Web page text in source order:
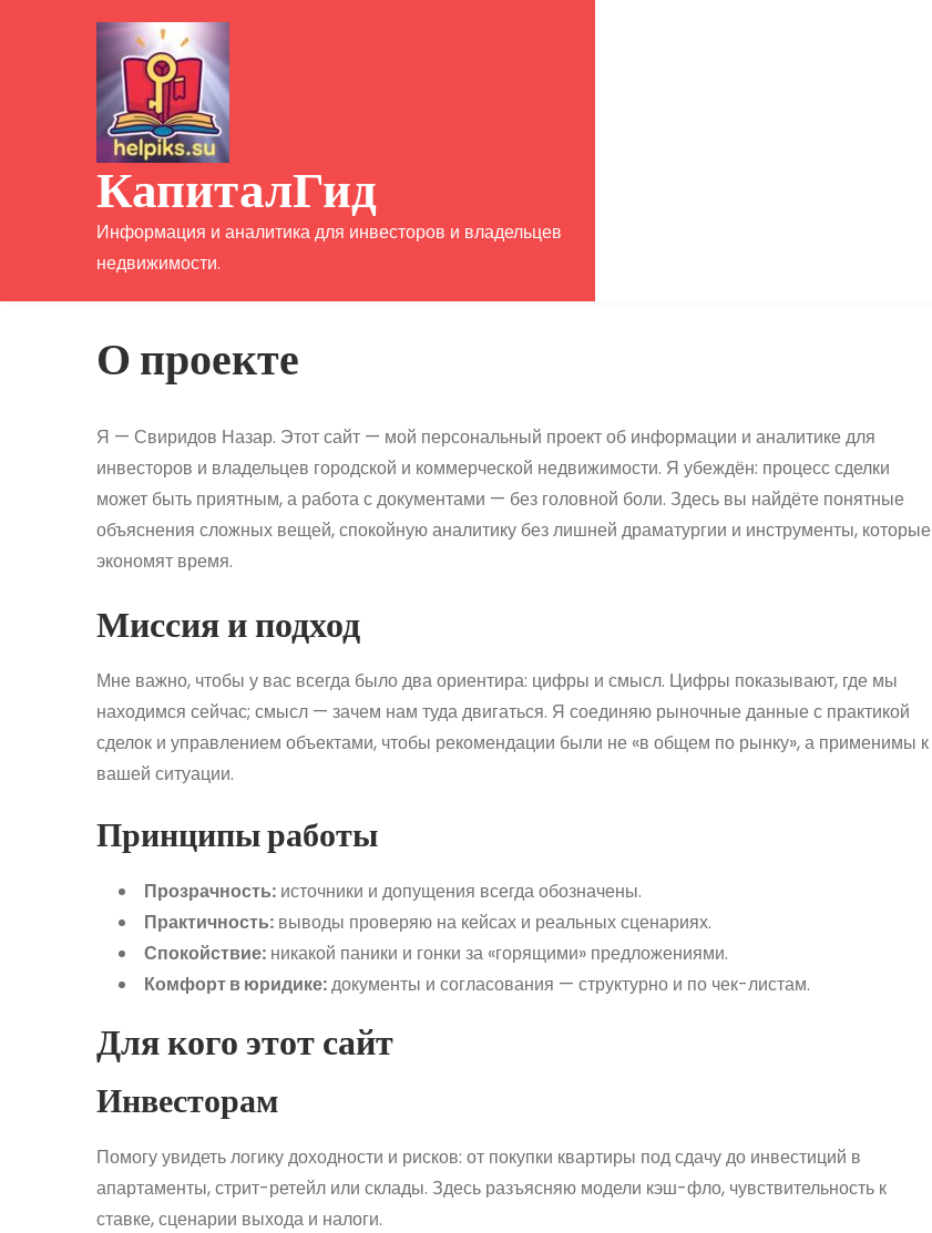
содержимому
КапиталГид
Информация и аналитика для инвесторов и владельцев
недвижимости.
О проекте
Я — Свиридов Назар. Этот сайт — мой персональный проект об информации и аналитике для
инвесторов и владельцев городской и коммерческой недвижимости. Я убеждён: процесс сделки
может быть приятным, а работа с документами — без головной боли. Здесь вы найдёте понятные
объяснения сложных вещей, спокойную аналитику без лишней драматургии и инструменты, которые
экономят время.
Миссия и подход
Мне важно, чтобы у вас всегда было два ориентира: цифры и смысл. Цифры показывают, где мы
находимся сейчас; смысл — зачем нам туда двигаться. Я соединяю рыночные данные с практикой
сделок и управлением объектами, чтобы рекомендации были не «в общем по рынку», а применимы к
вашей ситуации.
Принципы работы
Прозрачность: источники и допущения всегда обозначены.
Практичность: выводы проверяю на кейсах и реальных сценариях.
Спокойствие: никакой паники и гонки за «горящими» предложениями.
Комфорт в юридике:документы и согласования — структурно и по чек-листам.
Для кого этот сайт
Инвесторам
Помогу увидеть логику доходности и рисков: от покупки квартиры под сдачу до инвестиций в
апартаменты, стрит-ретейл или склады. Здесь разъясняю модели кэш-фло, чувствительность к
ставке, сценарии выхода и налоги.